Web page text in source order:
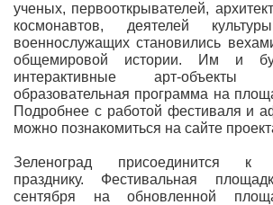
ученых, первооткрывателей,
космонавтов, деятелей
военнослужащих становились
общемировой истории. Им и
интерактивные арт-
образовательная программа на
Подробнее с работой фестиваля и
можно познакомиться на сайте
Зеленоград присоединится к
празднику. Фестивальная
сентября на обновленной